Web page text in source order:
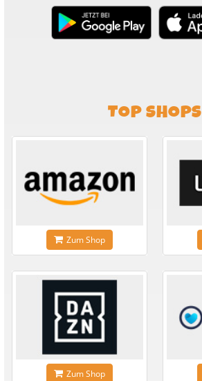
TOP SHOPS
Zum Shop
Zum Shop